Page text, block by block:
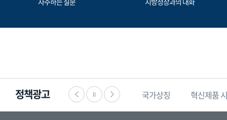
정책광고
익신고 찾기쉬운 생활법령정보 국가상징 혁신제품